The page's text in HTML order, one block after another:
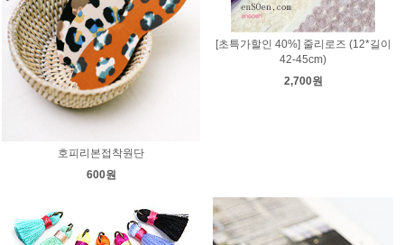
호피리본접착원단
600원
[초특가할인 40%] 줄리로즈 (12*길이
42-45cm)
2,700원